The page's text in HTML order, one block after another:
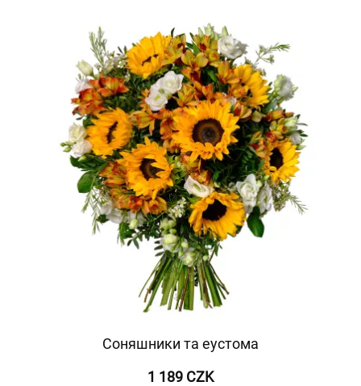
Соняшники та еустома
1 189 CZK